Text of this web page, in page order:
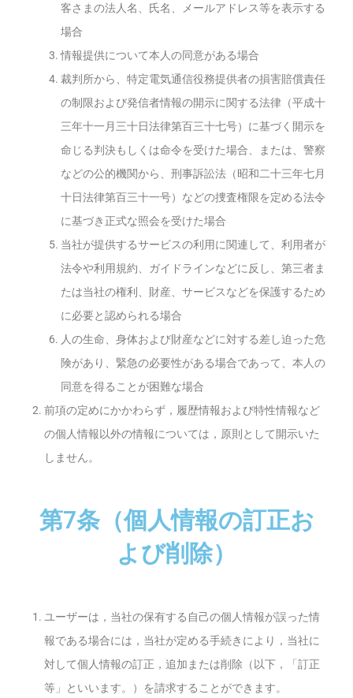
客さまの法人名、氏名、メールアドレス等を表示する
場合
情報提供について本人の同意がある場合
裁判所から、特定電気通信役務提供者の損害賠償責任
の制限および発信者情報の開示に関する法律（平成十
三年十一月三十日法律第百三十七号）に基づく開示を
命じる判決もしくは命令を受けた場合、または、警察
などの公的機関から、刑事訴訟法（昭和二十三年七月
十日法律第百三十一号）などの捜査権限を定める法令
に基づき正式な照会を受けた場合
当社が提供するサービスの利用に関連して、利用者が
法令や利用規約、ガイドラインなどに反し、第三者ま
たは当社の権利、財産、サービスなどを保護するため
に必要と認められる場合
人の生命、身体および財産などに対する差し迫った危
険があり、緊急の必要性がある場合であって、本人の
同意を得ることが困難な場合
前項の定めにかかわらず，履歴情報および特性情報など
の個人情報以外の情報については，原則として開示いた
しません。
第7条（個人情報の訂正お
よび削除）
ユーザーは，当社の保有する自己の個人情報が誤った情
報である場合には，当社が定める手続きにより，当社に
対して個人情報の訂正，追加または削除（以下，「訂正
等」といいます。）を請求することができます。